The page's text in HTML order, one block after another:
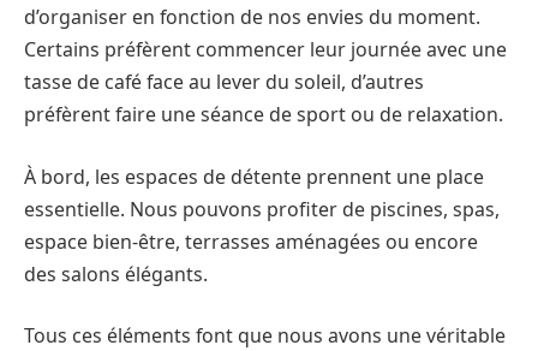
d’organiser en fonction de nos envies du moment.
Certains préfèrent commencer leur journée avec une
tasse de café face au lever du soleil, d’autres
préfèrent faire une séance de sport ou de relaxation.
À bord, les espaces de détente prennent une place
essentielle. Nous pouvons profiter de piscines, spas,
espace bien-être, terrasses aménagées ou encore
des salons élégants.
Tous ces éléments font que nous avons une véritable